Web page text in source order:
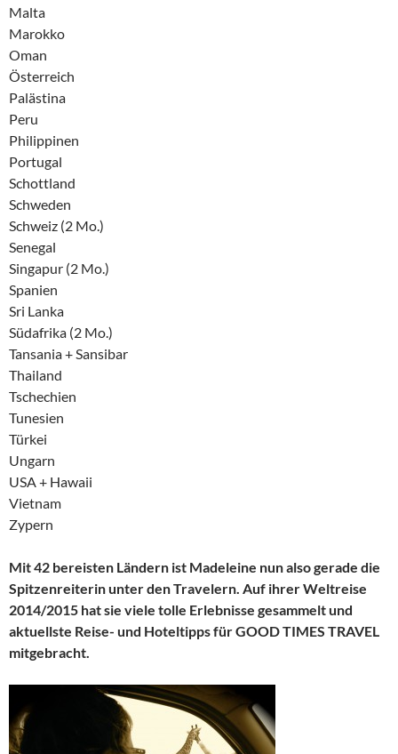
Malta
Marokko
Oman
Österreich
Palästina
Peru
Philippinen
Portugal
Schottland
Schweden
Schweiz (2 Mo.)
Senegal
Singapur (2 Mo.)
Spanien
Sri Lanka
Südafrika (2 Mo.)
Tansania + Sansibar
Thailand
Tschechien
Tunesien
Türkei
Ungarn
USA + Hawaii
Vietnam
Zypern
Mit 42 bereisten Ländern ist Madeleine nun also gerade die
Spitzenreiterin unter den Travelern. Auf ihrer Weltreise
2014/2015 hat sie viele tolle Erlebnisse gesammelt und
aktuellste Reise- und Hoteltipps für GOOD TIMES TRAVEL
mitgebracht.